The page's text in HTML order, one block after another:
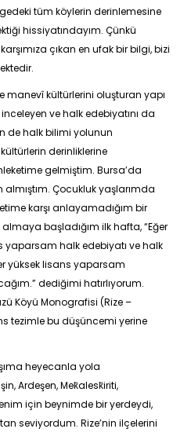
tüm köylerin derinlemesine
hissiyatındayım. Çünkü
çıkan en ufak bir bilgi, bizi
manevî kültürlerini oluşturan yapı
ve halk edebiyatını da
de halk bilimi yolunun
derinliklerine
gelmiştim. Bursa’da
Çocukluk yaşlarımda
karşı anlayamadığım bir
başladığım ilk hafta, “Eğer
halk edebiyatı ve halk
yüksek lisans yaparsam
dediğimi hatırlıyorum.
Köyü Monografisi (Rize –
tezimle bu düşüncemi yerine
heyecanla yola
Ardeşen, Mek̆alesk̆iriti,
için beynimde bir yerdeydi,
seviyordum. Rize’nin ilçelerini